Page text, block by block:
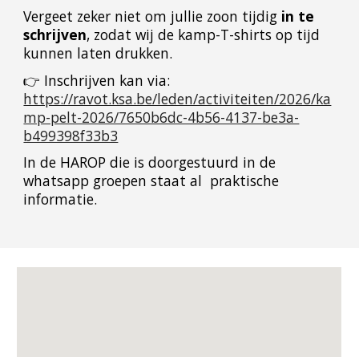
Vergeet zeker niet om jullie zoon tijdig in te
schrijven, zodat wij de kamp-T-shirts op tijd
kunnen laten drukken.
👉 Inschrijven kan via:
https://ravot.ksa.be/leden/activiteiten/2026/ka
mp-pelt-2026/7650b6dc-4b56-4137-be3a-
b499398f33b3
In de HAROP die is doorgestuurd in de
whatsapp groepen staat al praktische
informatie.